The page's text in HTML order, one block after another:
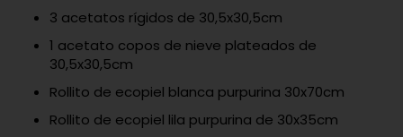
3 acetatos rígidos de 30,5x30,5cm
1 acetato copos de nieve plateados de
30,5x30,5cm
Rollito de ecopiel blanca purpurina 30x70cm
Rollito de ecopiel lila purpurina de 30x35cm